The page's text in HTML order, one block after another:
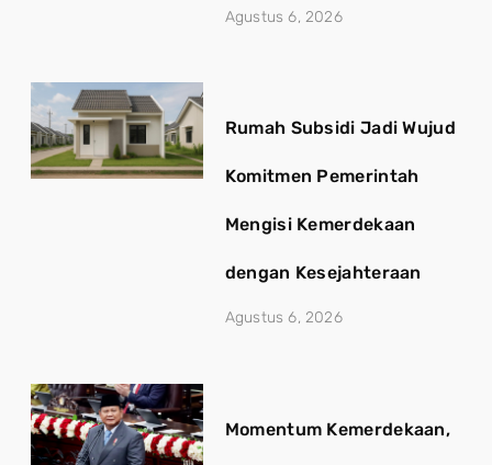
Agustus 6, 2026
Rumah Subsidi Jadi Wujud
Komitmen Pemerintah
Mengisi Kemerdekaan
dengan Kesejahteraan
Agustus 6, 2026
Momentum Kemerdekaan,